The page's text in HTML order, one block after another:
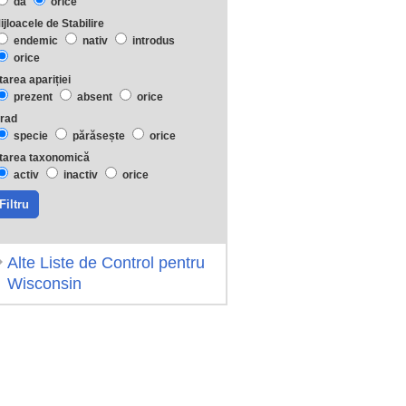
de Stabilire
endemic
nativ
introdus
orice
apariției
prezent
absent
orice
specie
părăsește
orice
taxonomică
activ
inactiv orice
Alte Liste de Control pentru
Wisconsin